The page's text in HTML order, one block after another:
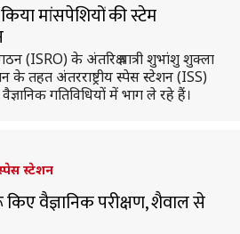
मांसपेशियों की स्टेम
(ISRO) के अंतरिक्ष यात्री शुभांशु शुक्ला
तहत अंतरराष्ट्रीय स्पेस स्टेशन (ISS)
गतिविधियों में भाग ले रहे हैं।
स्पेस स्टेशन
वैज्ञानिक परीक्षण, शैवाल से